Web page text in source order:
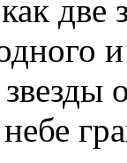
две